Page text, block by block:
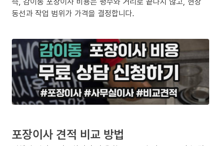
동선과 작업 범위가 가격을 결정합니다.
포장이사 견적 비교 방법